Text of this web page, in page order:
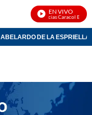
EN VIVO
Noticias Caracol En Vivo
ABELARDO DE LA ESPRIELLA